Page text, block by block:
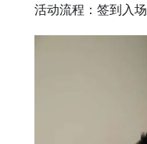
活动流程：签到入场